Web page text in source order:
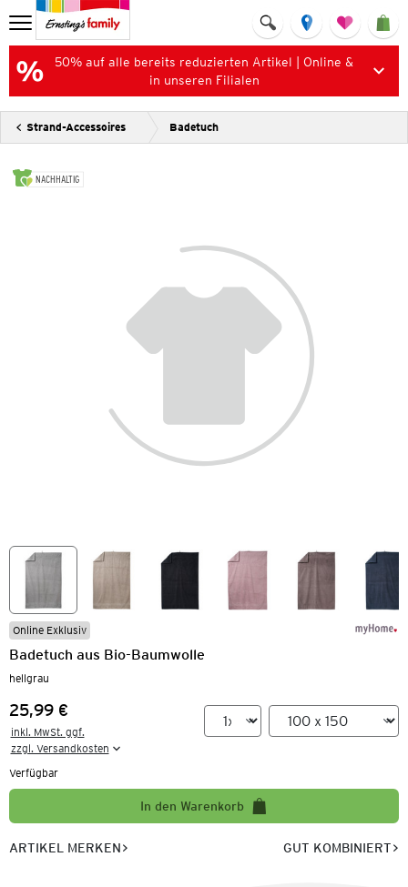
50% auf alle bereits reduzierten Artikel | Online &
in unseren Filialen
Strand-Accessoires Badetuch
NACHHALTIG
Online Exklusiv
Badetuch aus Bio-Baumwolle
hellgrau
Preis:
25,99 €
inkl. MwSt. ggf.
zzgl. Versandkosten
Verfügbar
In den Warenkorb
ARTIKEL MERKEN GUT KOMBINIERT